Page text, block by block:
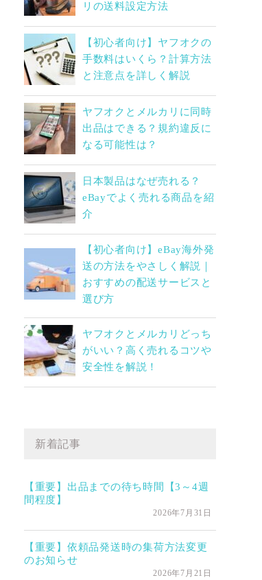
リの送料設定方法
【初心者向け】ヤフオクの
手数料はいくら？計算方法
と注意点を詳しく解説
ヤフオクとメルカリに同時
出品はできる？規約違反に
なる可能性は？
日本製品はなぜ売れる？
eBayでよく売れる商品を紹
介
【初心者向け】eBay海外発
送の方法をやさしく解説｜
おすすめの配送サービスと
選び方
ヤフオクとメルカリどっち
がいい？高く売れるコツや
安全性を解説！
新着記事
【重要】出品までの待ち時間【3～4週
間程度】
2026年7月31日
【重要】依頼品発送時の集荷方法変更
のお知らせ
2026年7月21日